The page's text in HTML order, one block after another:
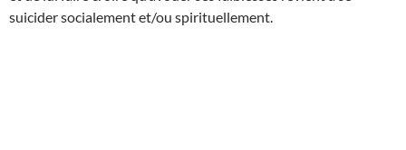
suicider socialement et/ou spirituellement.